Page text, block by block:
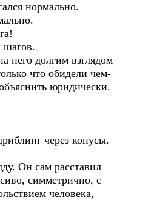
нормально.
него долгим взглядом
что обидели чем-
юридически.
через конусы.
Он сам расставил
симметрично, с
человека,